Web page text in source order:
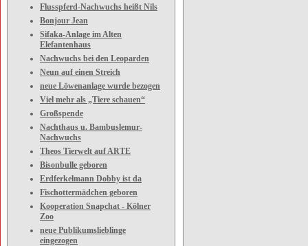
Flusspferd-Nachwuchs heißt Nils
Bonjour Jean
Sifaka-Anlage im Alten
Elefantenhaus
Nachwuchs bei den Leoparden
Neun auf einen Streich
neue Löwenanlage wurde bezogen
Viel mehr als „Tiere schauen“
Großspende
Nachthaus u. Bambuslemur-
Nachwuchs
Theos Tierwelt auf ARTE
Bisonbulle geboren
Erdferkelmann Dobby ist da
Fischottermädchen geboren
Kooperation Snapchat - Kölner
Zoo
neue Publikumslieblinge
eingezogen